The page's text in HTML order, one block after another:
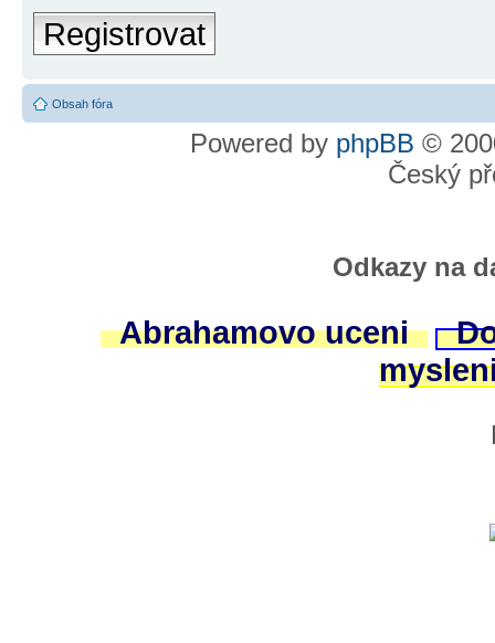
Registrovat
Obsah fóra
Powered by phpBB ©
Český
Odkazy na
Abrahamovo uceni